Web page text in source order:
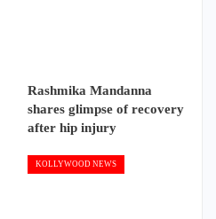
Rashmika Mandanna
shares glimpse of recovery
after hip injury
KOLLYWOOD NEWS